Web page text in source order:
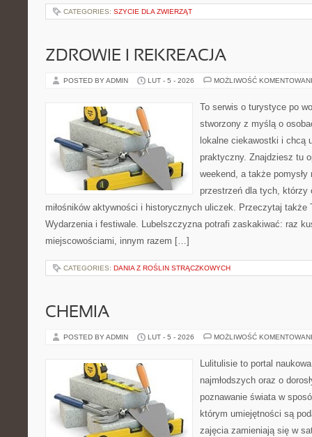
CATEGORIES: SZYCIE DLA ZWIERZĄT
ZDROWIE I REKREACJA
POSTED BY ADMIN LUT - 5 - 2026 MOŻLIWOŚĆ
To serwis o turystyce po
stworzony z myślą o
lokalne ciekawostki i chcą
praktyczny. Znajdziesz tu
weekend, a także
przestrzeń dla tych, którzy
miłośników aktywności i historycznych uliczek. Przeczytaj także
Wydarzenia i festiwale. Lubelszczyzna potrafi zaskakiwać: raz
miejscowościami, innym razem […]
CATEGORIES: DANIA Z ROŚLIN STRĄCZKOWYCH
CHEMIA
POSTED BY ADMIN LUT - 5 - 2026 MOŻLIWOŚĆ
Lulitulisie to portal
najmłodszych oraz o
poznawanie świata w
którym umiejętności są
zajęcia zamieniają się w